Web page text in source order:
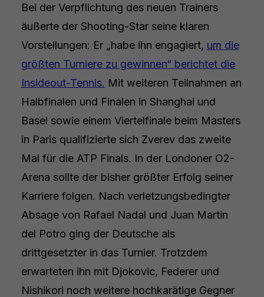
Bei der Verpflichtung des neuen Trainers
äußerte der Shooting-Star seine klaren
Vorstellungen: Er „habe ihn engagiert, um die
größten Turniere zu gewinnen“ berichtet die
Insideout-Tennis. Mit weiteren Teilnahmen an
Halbfinalen und Finalen in Shanghai und
Basel sowie einem Viertelfinale beim Masters
in Paris qualifizierte sich Zverev das zweite
Mal für die ATP Finals. In der Londoner O2-
Arena sollte der bisher größter Erfolg seiner
Karriere folgen. Nach verletzungsbedingter
Absage von Rafael Nadal und Juan Martin
del Potro ging der Deutsche als
drittgesetzter in das Turnier. Trotzdem
erwarteten ihn mit Djokovic, Federer und
Nishikori noch weitere hochkarätige Gegner